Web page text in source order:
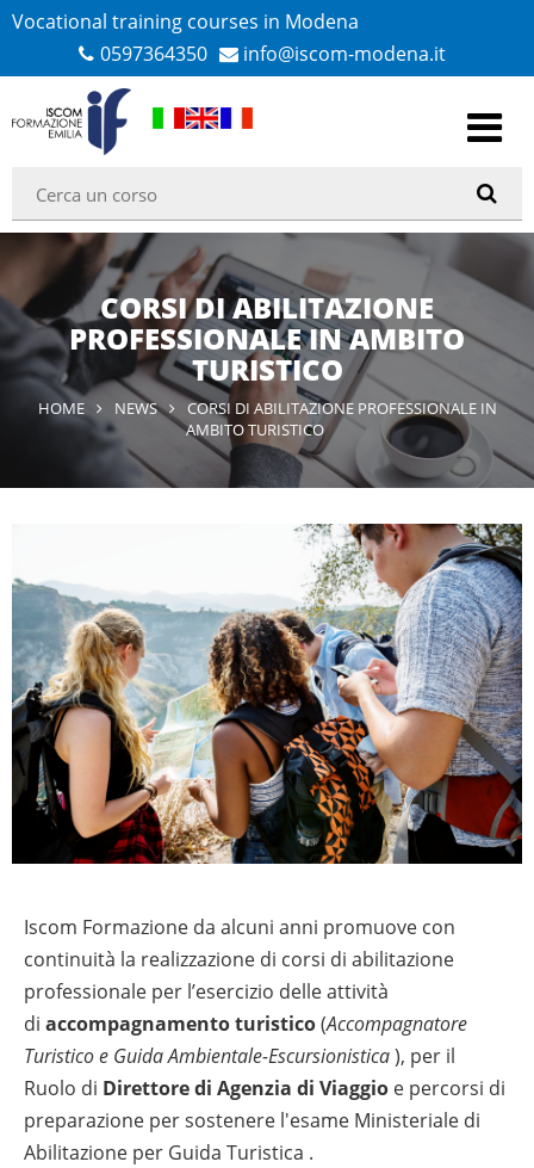
Vocational training courses in Modena
0597364350
info@iscom-modena.it
CORSI DI ABILITAZIONE
PROFESSIONALE IN AMBITO
TURISTICO
HOME NEWS
CORSI DI ABILITAZIONE PROFESSIONALE IN
AMBITO TURISTICO
Iscom Formazione da alcuni anni promuove con
continuità la realizzazione di corsi di abilitazione
professionale per l’esercizio delle attività
di accompagnamento turistico(Accompagnatore
Turistico e Guida Ambientale-Escursionistica), per il
Ruolo di Direttore di Agenzia di Viaggio e percorsi di
preparazione per sostenere l'esame Ministeriale di
Abilitazione per Guida Turistica .